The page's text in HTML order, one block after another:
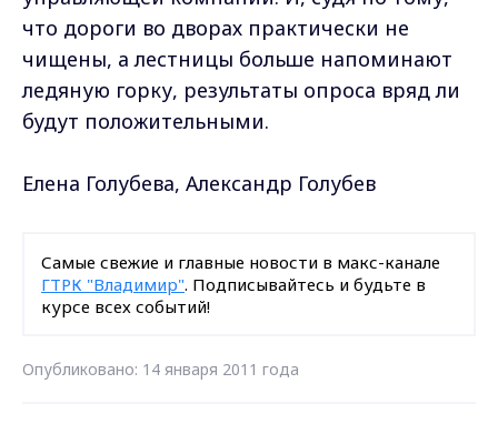
что дороги во дворах практически не
чищены, а лестницы больше напоминают
ледяную горку, результаты опроса вряд ли
будут положительными.
Елена Голубева, Александр Голубев
Самые свежие и главные новости в макс-канале
ГТРК "Владимир". Подписывайтесь и будьте в
курсе всех событий!
Опубликовано: 14 января 2011 года